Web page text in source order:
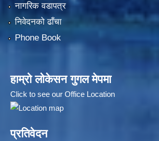
नागरिक वडापत्र
निवेदनको ढाँचा
Phone Book
हाम्रो लोकेसन गुगल मेपमा
Click to see our Office Location
प्रतिवेदन